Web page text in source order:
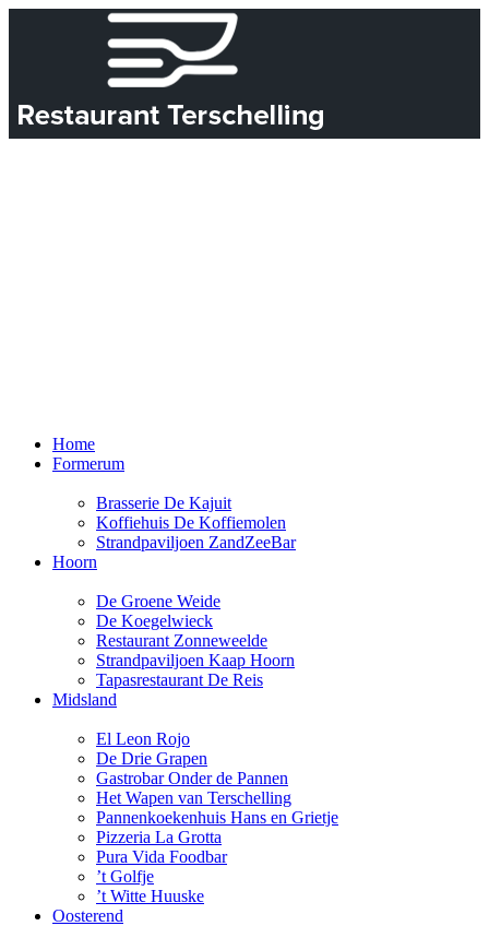
Home
Formerum
Brasserie De Kajuit
Koffiehuis De Koffiemolen
Strandpaviljoen ZandZeeBar
Hoorn
De Groene Weide
De Koegelwieck
Restaurant Zonneweelde
Strandpaviljoen Kaap Hoorn
Tapasrestaurant De Reis
Midsland
El Leon Rojo
De Drie Grapen
Gastrobar Onder de Pannen
Het Wapen van Terschelling
Pannenkoekenhuis Hans en Grietje
Pizzeria La Grotta
Pura Vida Foodbar
’t Golfje
’t Witte Huuske
Oosterend